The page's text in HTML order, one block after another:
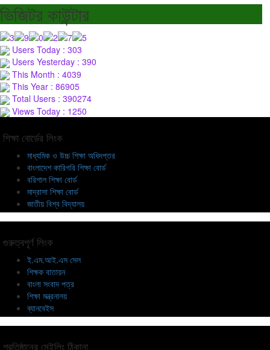
ভিজিটর কাউন্টার
Users Today : 303
Users Yesterday : 390
This Month : 4039
This Year : 86905
Total Users : 390274
Views Today : 1250
শিক্ষা বোর্ডের লিংক
মাধ্যমিক ও উচ্চ শিক্ষা অধিদপ্তর
বাংলাদেশ কারিগরি শিক্ষা বোর্ড
বরিশাল শিক্ষা বোর্ড
মাদ্রাসা শিক্ষা বোর্ড
জাতীয় বিশ্ব বিদ্যালয়
গুরুত্বপূর্ণ লিংক
ই.এম.আই.এস সেল
শিক্ষক বাতায়ন
বাংলা সংবাদ পত্র
শিক্ষা মন্ত্রনালয়
ব্যানবেইস
প্রতিষ্ঠানের মেইলিং ঠিকানা